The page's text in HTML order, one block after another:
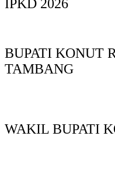
IPKD 2026
BUPATI KONUT
TAMBANG
WAKIL BUPATI